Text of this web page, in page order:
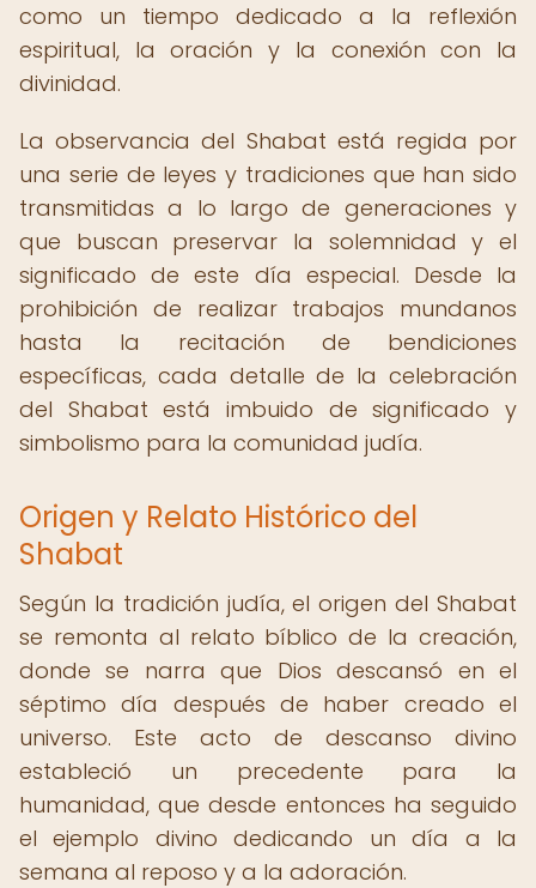
como un tiempo dedicado a la reflexión
espiritual, la oración y la conexión con la
divinidad.
La observancia del Shabat está regida por
una serie de leyes y tradiciones que han sido
transmitidas a lo largo de generaciones y
que buscan preservar la solemnidad y el
significado de este día especial. Desde la
prohibición de realizar trabajos mundanos
hasta la recitación de bendiciones
específicas, cada detalle de la celebración
del Shabat está imbuido de significado y
simbolismo para la comunidad judía.
Origen y Relato Histórico del
Shabat
Según la tradición judía, el origen del Shabat
se remonta al relato bíblico de la creación,
donde se narra que Dios descansó en el
séptimo día después de haber creado el
universo. Este acto de descanso divino
estableció un precedente para la
humanidad, que desde entonces ha seguido
el ejemplo divino dedicando un día a la
semana al reposo y a la adoración.